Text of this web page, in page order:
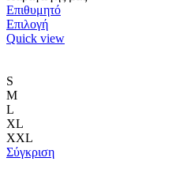
Επιθυμητό
ΕπιλογήΑυτό
το
να
Quick view
S
M
L
XL
XXL
Σύγκριση